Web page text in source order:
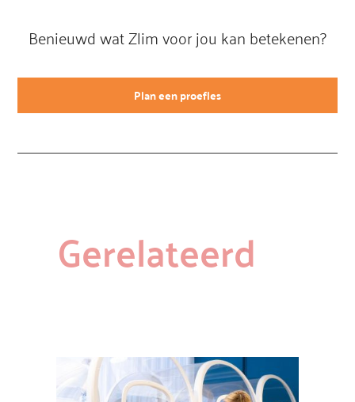
Benieuwd wat Zlim voor jou kan betekenen?
Plan een proefles
Gerelateerd